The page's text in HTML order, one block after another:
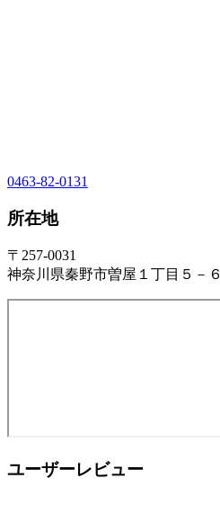
0463-82-0131
所在地
〒257-0031
神奈川県秦野市曽屋１丁目５－６
ユーザーレビュー